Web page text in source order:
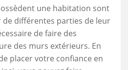
une habitation sont
de différentes parties de leur
de faire des
des murs extérieurs. En
placer votre confiance en